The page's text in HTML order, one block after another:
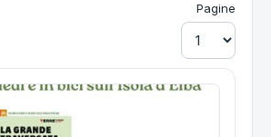
Pagine